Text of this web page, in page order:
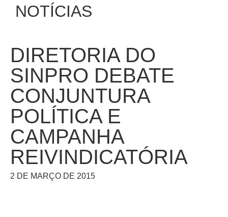
NOTÍCIAS
DIRETORIA DO
SINPRO DEBATE
CONJUNTURA
POLÍTICA E
CAMPANHA
REIVINDICATÓRIA
2 DE MARÇO DE 2015